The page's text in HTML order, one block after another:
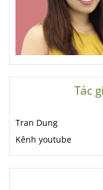
Tác
Tran Dung
Kênh youtube